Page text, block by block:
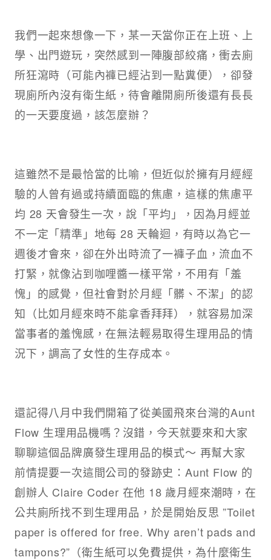
我們一起來想像一下，某一天當你正在上班、上
學、出門遊玩，突然感到一陣腹部絞痛，衝去廁
所狂瀉時（可能內褲已經沾到一點糞便），卻發
現廁所內沒有衛生紙，待會離開廁所後還有長長
的一天要度過，該怎麼辦？
這雖然不是最恰當的比喻，但近似於擁有月經經
驗的人曾有過或持續面臨的焦慮，這樣的焦慮平
均 28 天會發生一次，說「平均」，因為月經並
不一定「精準」地每 28 天輪迴，有時以為它一
週後才會來，卻在外出時流了一褲子血，流血不
打緊，就像沾到咖哩醬一樣平常，不用有「羞
愧」的感覺，但社會對於月經「髒、不潔」的認
知（比如月經來時不能拿香拜拜），就容易加深
當事者的羞愧感，在無法輕易取得生理用品的情
況下，調高了女性的生存成本。
還記得八月中我們開箱了從美國飛來台灣的Aunt
Flow 生理用品機嗎？沒錯，今天就要來和大家
聊聊這個品牌廣發生理用品的模式～ 再幫大家
前情提要一次這間公司的發跡史：Aunt Flow 的
創辦人 Claire Coder 在他 18 歲月經來潮時，在
公共廁所找不到生理用品，於是開始反思 ”Toilet
paper is offered for free. Why aren’t pads and
tampons?”（衛生紙可以免費提供，為什麼衛生